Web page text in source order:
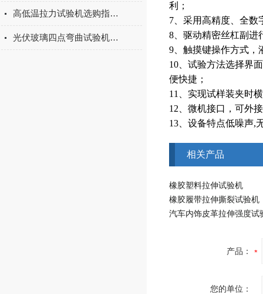
高低温拉力试验机选购指南：聚焦上海宇涵的技术实力与可靠方案
光伏玻璃四点弯曲试验机的重要性
利；
7、采用高精度、全数
8、驱动精密丝杠副进
9、触摸键操作方式，
10、试验方法选择界
便快捷；
11、实现试样装夹时
12、微机接口，可外
13、设备特点低噪声,
相关产品
橡胶塑料拉伸试验机
橡胶履带拉伸撕裂试验机
汽车内饰皮革拉伸强度试
产品：
您的单位：